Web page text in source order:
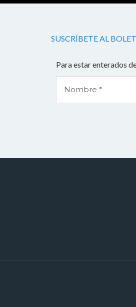
SUSCRÍBETE AL
Para estar enterados